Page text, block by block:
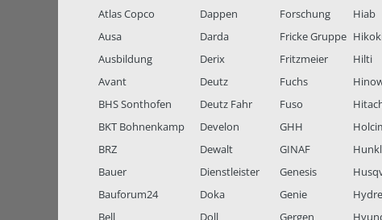
Atlas Copco
Ausa
Ausbildung
Avant
BHS Sonthofen
BKT Bohnenkamp
BRZ
Bauer
Bauforum24
Bell
Dappen
Darda
Derix
Deutz
Deutz Fahr
Develon
Dewalt
Dienstleister
Doka
Doll
Forschung
Fricke Gruppe
Fritzmeier
Fuchs
Fuso
GHH
GINAF
Genesis
Genie
Gergen
Hiab
Hilti